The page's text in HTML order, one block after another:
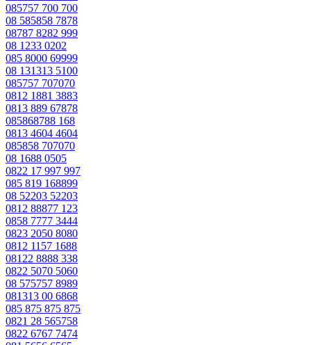
085757 700 700
08 585858 7878
08787 8282 999
08 1233 0202
085 8000 69999
08 131313 5100
085757 707070
0812 1881 3883
0813 889 67878
085868788 168
0813 4604 4604
085858 707070
08 1688 0505
0822 17 997 997
085 819 168899
08 52203 52203
0812 88877 123
0858 7777 3444
0823 2050 8080
0812 1157 1688
08122 8888 338
0822 5070 5060
08 575757 8989
081313 00 6868
085 875 875 875
0821 28 565758
0822 6767 7474